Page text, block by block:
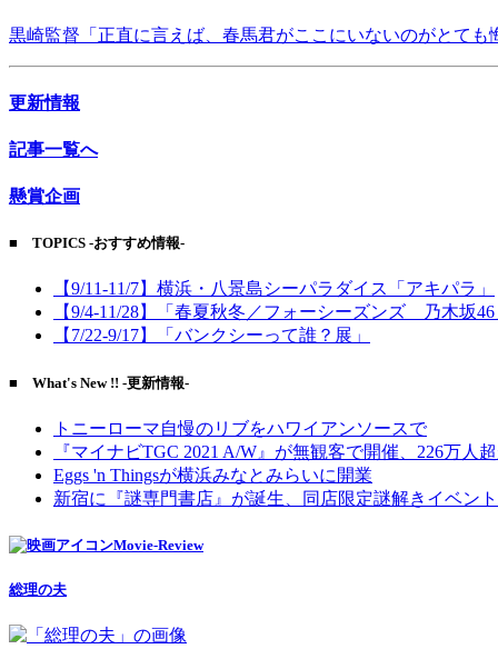
黒崎監督「正直に言えば、春馬君がここにいないのがとても
更新情報
記事一覧へ
懸賞企画
■ TOPICS -おすすめ情報-
【9/11-11/7】横浜・八景島シーパラダイス「アキパラ」
【9/4-11/28】「春夏秋冬／フォーシーズンズ 乃木坂46
【7/22-9/17】「バンクシーって誰？展」
■ What's New !! -更新情報-
トニーローマ自慢のリブをハワイアンソースで
『マイナビTGC 2021 A/W』が無観客で開催、226万人
Eggs 'n Thingsが横浜みなとみらいに開業
新宿に『謎専門書店』が誕生、同店限定謎解きイベン
Movie-Review
総理の夫